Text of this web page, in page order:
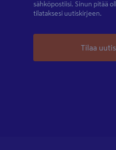
sähköpostiisi. Sinun pitää
tilataksesi uutiskirjeen.
Tilaa